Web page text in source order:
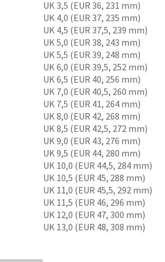
VJ Bold XI – Letro
maximalt grepp
UK 3,5 (EUR 36, 231 mm)
UK 4,0 (EUR 37, 235 mm)
UK 4,5 (EUR 37,5, 239 mm)
UK 5,0 (EUR 38, 243 mm)
UK 5,5 (EUR 39, 248 mm)
UK 6,0 (EUR 39,5, 252 mm)
UK 6,5 (EUR 40, 256 mm)
UK 7,0 (EUR 40,5, 260 mm)
UK 7,5 (EUR 41, 264 mm)
UK 8,0 (EUR 42, 268 mm)
UK 8,5 (EUR 42,5, 272 mm)
UK 9,0 (EUR 43, 276 mm)
UK 9,5 (EUR 44, 280 mm)
UK 10,0 (EUR 44,5, 284 mm)
UK 10,5 (EUR 45, 288 mm)
UK 11,0 (EUR 45,5, 292 mm)
UK 11,5 (EUR 46, 296 mm)
UK 12,0 (EUR 47, 300 mm)
UK 13,0 (EUR 48, 308 mm)